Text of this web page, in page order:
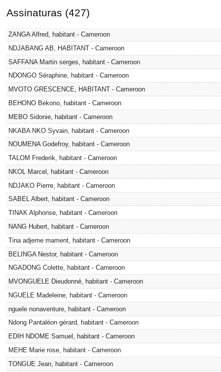
Assinaturas (427)
ZANGA Alfred, habitant - Cameroon
NDJABANG AB, HABITANT - Cameroon
SAFFANA Martin serges, habitant - Cameroon
NDONGO Séraphine, habitant - Cameroon
MVOTO GRESCENCE, HABITANT - Cameroon
BEHONO Bekono, habitant - Cameroon
MEBO Sidonie, habitant - Cameroon
NKABA NKO Syvain, habitant - Cameroon
NOUMENA Godefroy, habitant - Cameroon
TALOM Frederik, habitant - Cameroon
NKOL Marcel, habitant - Cameroon
NDJAKO Pierre, habitant - Cameroon
SABEL Albert, habitant - Cameroon
TINAK Alphonse, habitant - Cameroon
NANG Hubert, habitant - Cameroon
Tina adjeme mament, habitant - Cameroon
BELINGA Nestor, habitant - Cameroon
NGADONG Colette, habitant - Cameroon
MVONGUELE Dieudonné, habitant - Cameroon
NGUELE Madeleine, habitant - Cameroon
nguele nonaventure, habitant - Cameroon
Ndong Pantaléon gérard, habitant - Cameroon
EDIH NDOME Samuel, habitant - Cameroon
MEHE Marie rose, habitant - Cameroon
TONGUE Jean, habitant - Cameroon